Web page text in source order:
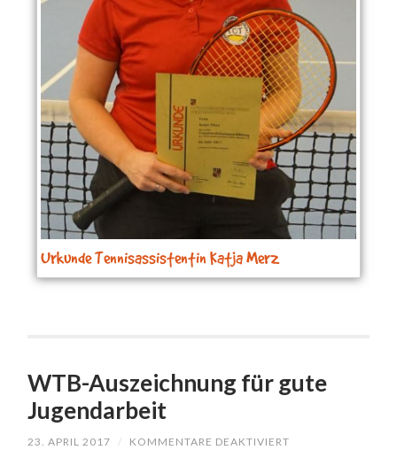
Urkunde Tennisassistentin Katja Merz
WTB-Auszeichnung für gute
Jugendarbeit
23. APRIL 2017 / KOMMENTARE DEAKTIVIERT